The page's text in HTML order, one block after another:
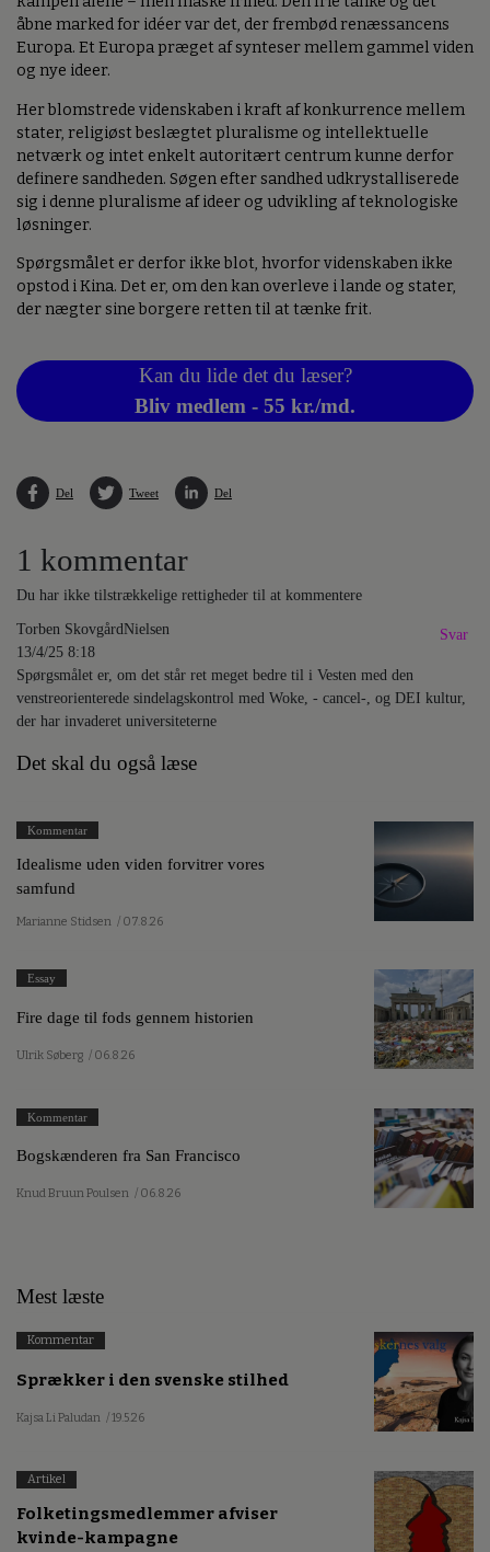
åbne marked for idéer var det, der frembød renæssancens
Europa. Et Europa præget af synteser mellem gammel viden
og nye ideer.
Her blomstrede videnskaben i kraft af konkurrence mellem
stater, religiøst beslægtet pluralisme og intellektuelle
netværk og intet enkelt autoritært centrum kunne derfor
definere sandheden. Søgen efter sandhed udkrystalliserede
sig i denne pluralisme af ideer og udvikling af teknologiske
løsninger.
Spørgsmålet er derfor ikke blot, hvorfor videnskaben ikke
opstod i Kina. Det er, om den kan overleve i lande og stater,
der nægter sine borgere retten til at tænke frit.
Kan du lide det du læser?
Bliv medlem - 55 kr./md.
Del Tweet Del
1 kommentar
Du har ikke tilstrækkelige rettigheder til at kommentere
Torben SkovgårdNielsen
13/4/25 8:18
Spørgsmålet er, om det står ret meget bedre til i Vesten med den
venstreorienterede sindelagskontrol med Woke, - cancel-, og DEI kultur,
der har invaderet universiteterne
Svar
Det skal du også læse
Kommentar
Idealisme uden viden forvitrer vores
samfund
Marianne Stidsen / 07.8.26
Essay
Fire dage til fods gennem historien
Ulrik Søberg / 06.8.26
Kommentar
Bogskænderen fra San Francisco
Knud Bruun Poulsen / 06.8.26
Mest læste
Kommentar
Sprækker i den svenske stilhed
Kajsa Li Paludan / 19.5.26
Artikel
Folketingsmedlemmer afviser
kvinde-kampagne